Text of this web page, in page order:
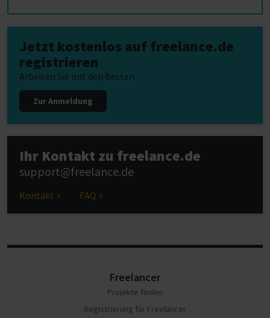
Jetzt kostenlos auf freelance.de
registrieren
Arbeiten Sie mit den Besten
Zur Anmeldung
Ihr Kontakt zu freelance.de
support@freelance.de
Kontakt » FAQ »
Freelancer
Projekte finden
Registrierung für Freelancer